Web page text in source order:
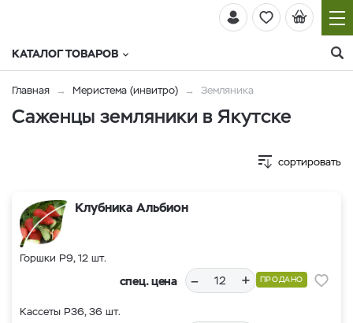
КАТАЛОГ ТОВАРОВ
Главная Меристема (инвитро) Земляника
Саженцы земляники в Якутске
сортировать
Клубника Альбион
Горшки Р9, 12 шт.
спец. цена – + ПРОДАНО
Кассеты Р36, 36 шт.